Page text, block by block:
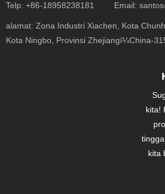
Telp: +86-18958238181 Email:
alamat: Zona Industri Xiachen, Kota
Kota Ningbo, Provinsi Zhejiangï¼China-
kita!
kita